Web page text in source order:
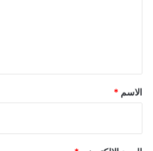
*
الاسم *